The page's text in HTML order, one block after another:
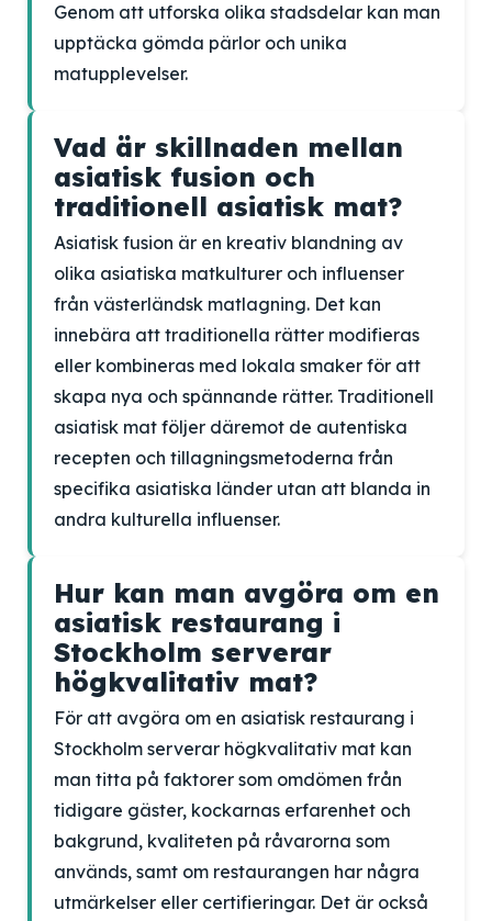
Genom att utforska olika stadsdelar kan man
upptäcka gömda pärlor och unika
matupplevelser.
Vad är skillnaden mellan
asiatisk fusion och
traditionell asiatisk mat?
Asiatisk fusion är en kreativ blandning av
olika asiatiska matkulturer och influenser
från västerländsk matlagning. Det kan
innebära att traditionella rätter modifieras
eller kombineras med lokala smaker för att
skapa nya och spännande rätter. Traditionell
asiatisk mat följer däremot de autentiska
recepten och tillagningsmetoderna från
specifika asiatiska länder utan att blanda in
andra kulturella influenser.
Hur kan man avgöra om en
asiatisk restaurang i
Stockholm serverar
högkvalitativ mat?
För att avgöra om en asiatisk restaurang i
Stockholm serverar högkvalitativ mat kan
man titta på faktorer som omdömen från
tidigare gäster, kockarnas erfarenhet och
bakgrund, kvaliteten på råvarorna som
används, samt om restaurangen har några
utmärkelser eller certifieringar. Det är också